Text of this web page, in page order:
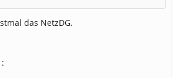
das NetzDG.